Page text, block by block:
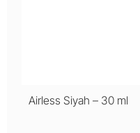
Airless Siyah – 30 ml